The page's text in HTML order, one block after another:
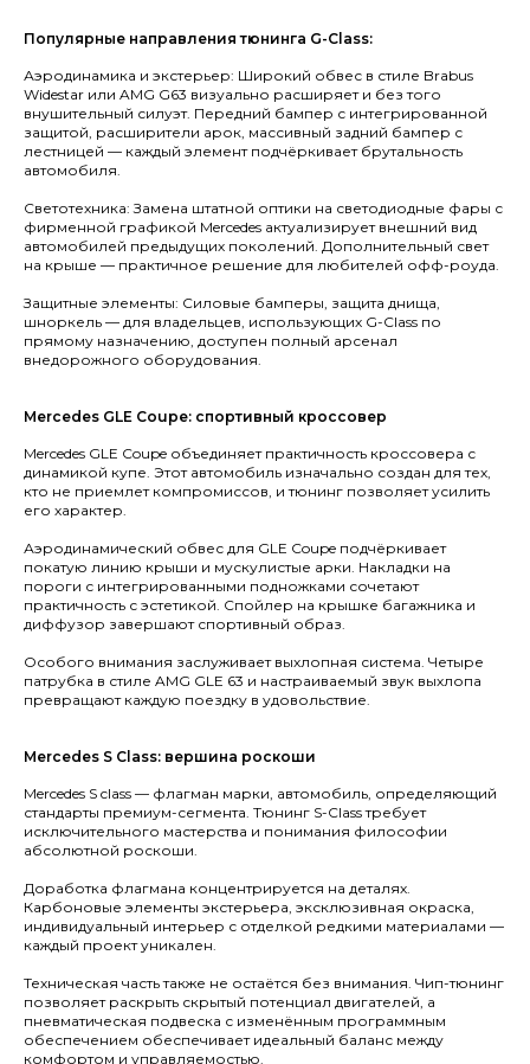
Популярные направления тюнинга G-Class:
Аэродинамика и экстерьер: Широкий обвес в стиле Brabus
Widestar или AMG G63 визуально расширяет и без того
внушительный силуэт. Передний бампер с интегрированной
защитой, расширители арок, массивный задний бампер с
лестницей — каждый элемент подчёркивает брутальность
автомобиля.
Светотехника: Замена штатной оптики на светодиодные фары с
фирменной графикой Mercedes актуализирует внешний вид
автомобилей предыдущих поколений. Дополнительный свет
на крыше — практичное решение для любителей офф-роуда.
Защитные элементы: Силовые бамперы, защита днища,
шноркель — для владельцев, использующих G-Class по
прямому назначению, доступен полный арсенал
внедорожного оборудования.
Mercedes GLE Coupe: спортивный кроссовер
Mercedes GLE Coupe объединяет практичность кроссовера с
динамикой купе. Этот автомобиль изначально создан для тех,
кто не приемлет компромиссов, и тюнинг позволяет усилить
его характер.
Аэродинамический обвес для GLE Coupe подчёркивает
покатую линию крыши и мускулистые арки. Накладки на
пороги с интегрированными подножками сочетают
практичность с эстетикой. Спойлер на крышке багажника и
диффузор завершают спортивный образ.
Особого внимания заслуживает выхлопная система. Четыре
патрубка в стиле AMG GLE 63 и настраиваемый звук выхлопа
превращают каждую поездку в удовольствие.
Mercedes S Class: вершина роскоши
Mercedes S class — флагман марки, автомобиль, определяющий
стандарты премиум-сегмента. Тюнинг S-Class требует
исключительного мастерства и понимания философии
абсолютной роскоши.
Доработка флагмана концентрируется на деталях.
Карбоновые элементы экстерьера, эксклюзивная окраска,
индивидуальный интерьер с отделкой редкими материалами —
каждый проект уникален.
Техническая часть также не остаётся без внимания. Чип-тюнинг
позволяет раскрыть скрытый потенциал двигателей, а
пневматическая подвеска с изменённым программным
обеспечением обеспечивает идеальный баланс между
комфортом и управляемостью.
Заказать тюнинг- обвесы
Imperial Tuning